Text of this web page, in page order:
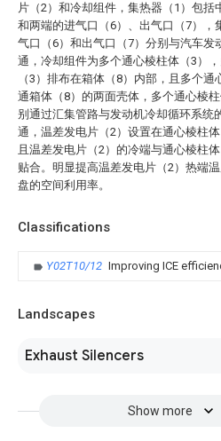
片（2）和冷却组件，集热器（1）包括
和两端的进气口（6）、出气口（7），
气口（6）和出气口（7）分别与汽车发
通，冷却组件为多个通心棱柱体（3）
（3）排布在箱体（8）内部，且多个通
通箱体（8）的两面壳体，多个通心棱
别通过汇集管路与发动机冷却循环系统
通，温差发电片（2）设置在通心棱柱体
且温差发电片（2）的冷端与通心棱柱
贴合。明显提高温差发电片（2）热端
盘的空间利用率。
Classifications
Y02T10/12 Improving ICE
Landscapes
Exhaust Silencers
Show more